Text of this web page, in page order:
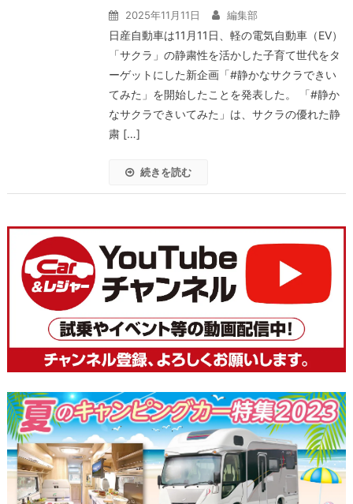
2025年11月11日 編集部
日産自動車は11月11日、軽の電気自動車（EV）
「サクラ」の静粛性を活かした子育て世代をタ
ーゲットにした新企画「#静かなサクラできい
てみた」を開始したことを発表した。 「#静か
なサクラできいてみた」は、サクラの優れた静
粛 […]
続きを読む